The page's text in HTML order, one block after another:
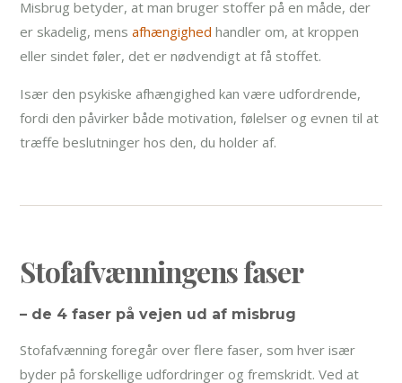
Misbrug betyder, at man bruger stoffer på en måde, der
er skadelig, mensafhængighed handler om, at kroppen
eller sindet føler, det er nødvendigt at få stoffet.
Især den psykiske afhængighed kan være udfordrende,
fordi den påvirker både motivation, følelser og evnen til at
træffe beslutninger hos den, du holder af.
Stofafvænningens faser
– de 4 faser på vejen ud af misbrug
Stofafvænning foregår over flere faser, som hver især
byder på forskellige udfordringer og fremskridt. Ved at